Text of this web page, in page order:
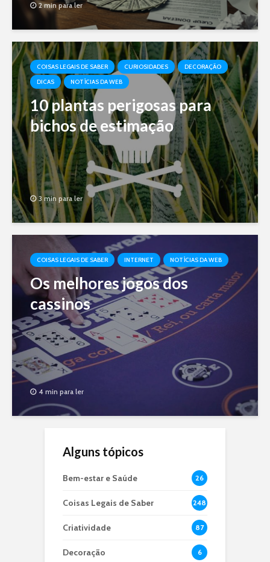
2 min para ler
COISAS LEGAIS DE SABER CURIOSIDADES
DECORAÇÃO
DICAS
NOTÍCIAS DA WEB
10 plantas perigosas para
bichos de estimação
3 min para ler
COISAS LEGAIS DE SABER INTERNET NOTÍCIAS DA WEB
Os melhores jogos dos
cassinos
4 min para ler
Alguns tópicos
Bem-estar e Saúde 26
Coisas Legais de Saber 248
Criatividade 87
Decoração 6